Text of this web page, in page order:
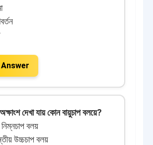
দেখা যায় কোন বায়ুচাপ বলয়ে?
বলয়
উচ্চচাপ বলয়